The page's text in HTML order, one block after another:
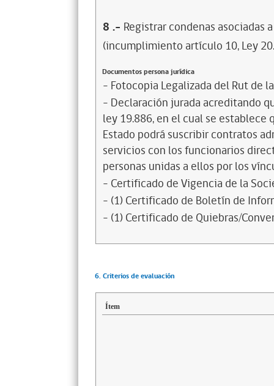
8 .- Registrar condenas asociadas
(incumplimiento artículo 10, Ley
Documentos persona jurídica
- Fotocopia Legalizada del Rut de
- Declaración jurada acreditando
ley 19.886, en el cual se
Estado podrá suscribir contratos
servicios con los funcionarios
personas unidas a ellos por los
- Certificado de Vigencia de la
- (1) Certificado de Boletín de
- (1) Certificado de Quiebras/
6. Criterios de evaluación
Ítem